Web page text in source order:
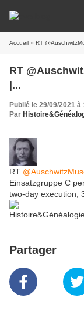
Accueil » RT
RT
|...
Publié le 29/09/2021 à
Par
RT
Einsatzgruppe C
two-day execution,
Partager